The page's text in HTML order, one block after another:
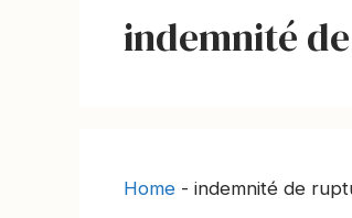
indemnité
Home - indemnité de